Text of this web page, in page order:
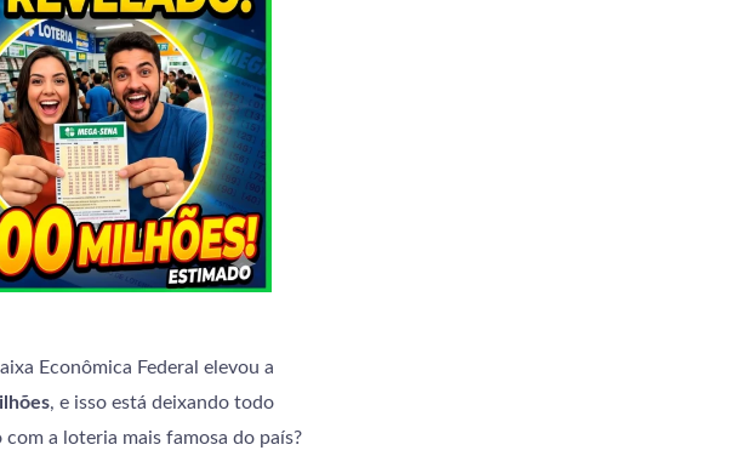
Econômica Federal elevou a
, e isso está deixando todo
a loteria mais famosa do país?